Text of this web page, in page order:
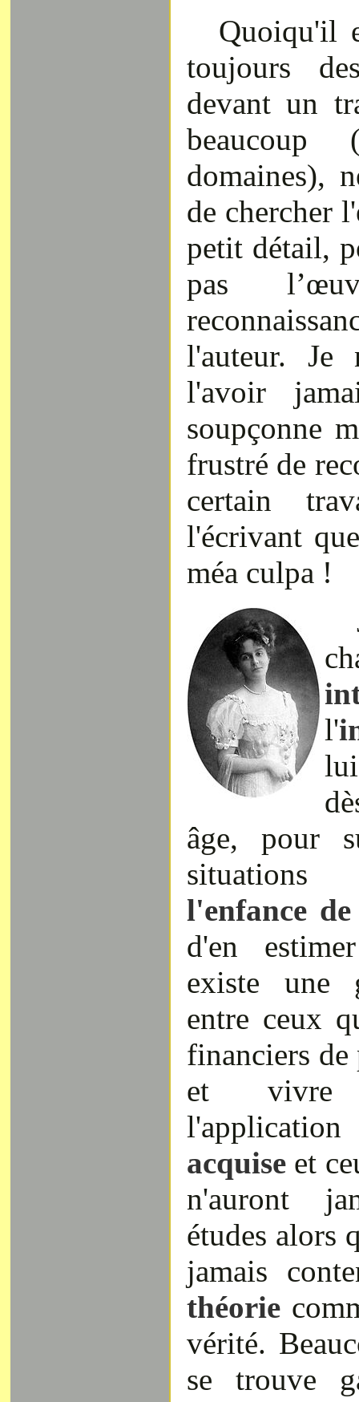
Quoiqu'il
toujours
devant un
domaines),
de chercher
petit détail,
pas
l'auteur. Je
l'avoir
soupçonne
frustré de
certain
l'écrivant
méa culpa !
l'
âge, pour
l'enfance
d'en
existe une
entre ceux
financiers
et vivre
acquise et
n'auront
études alors
jamais
théorie
vérité.
se trouve